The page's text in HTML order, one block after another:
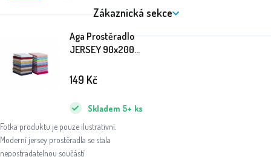
Aga Prostěradlo
JERSEY 90x200
Fotka produktu je pouze ilustrativní.
Moderní jersey prostěradla se stala
nepostradatelnou součástí
Skladem 5+ ks
149 Kč
Zákaznická sekce